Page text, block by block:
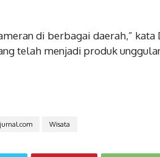
di berbagai daerah,” kata
telah menjadi produk
Wisata